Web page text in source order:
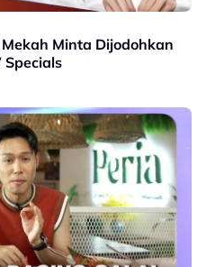
Minta Dijodohkan
Specials